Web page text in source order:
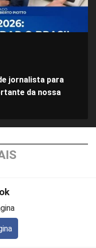
jornalista para
da nossa